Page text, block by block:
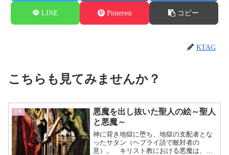
LINE Pinterest コピー
KTAG
こちらも見てみませんか？
宗教
悪魔を出し抜いた聖人の絵～聖人
と悪魔～
神に背き地獄に堕ち、地獄の支配者とな
ったサタン（ヘブライ語で敵対者の
意）。 キリスト教における悪魔は、こ